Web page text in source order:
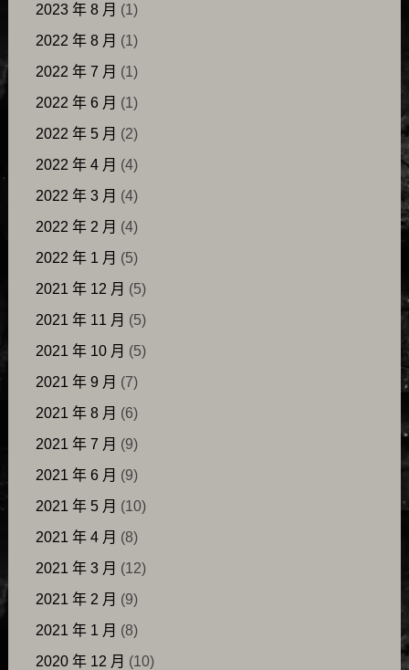
2023 年 8 月 (1)
2022 年 8 月 (1)
2022 年 7 月 (1)
2022 年 6 月 (1)
2022 年 5 月 (2)
2022 年 4 月 (4)
2022 年 3 月 (4)
2022 年 2 月 (4)
2022 年 1 月 (5)
2021 年 12 月 (5)
2021 年 11 月 (5)
2021 年 10 月 (5)
2021 年 9 月 (7)
2021 年 8 月 (6)
2021 年 7 月 (9)
2021 年 6 月 (9)
2021 年 5 月 (10)
2021 年 4 月 (8)
2021 年 3 月 (12)
2021 年 2 月 (9)
2021 年 1 月 (8)
2020 年 12 月 (10)